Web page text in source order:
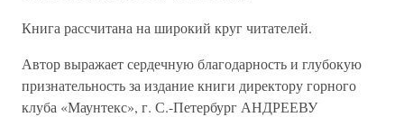
Книга рассчитана на широкий круг читателей.
Автор выражает сердечную благодарность и глубокую
признательность за издание книги директору горного
клуба «Маунтекс», г. С.-Петербург АНДРЕЕВУ